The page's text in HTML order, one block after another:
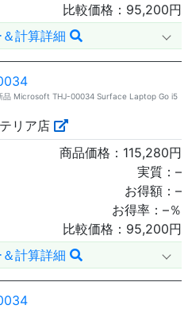
比較価格： 95,200円
計算詳細
品 Microsoft THJ-00034 Surface Laptop Go i5
リア店
商品価格： 115,280円
実質： –
お得額： –
お得率： –％
比較価格： 95,200円
計算詳細